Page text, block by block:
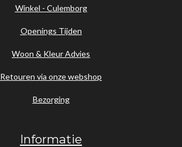
Winkel - Culemborg
Openings Tijden
Woon & Kleur Advies
Retouren via onze webshop
Bezorging
Informatie